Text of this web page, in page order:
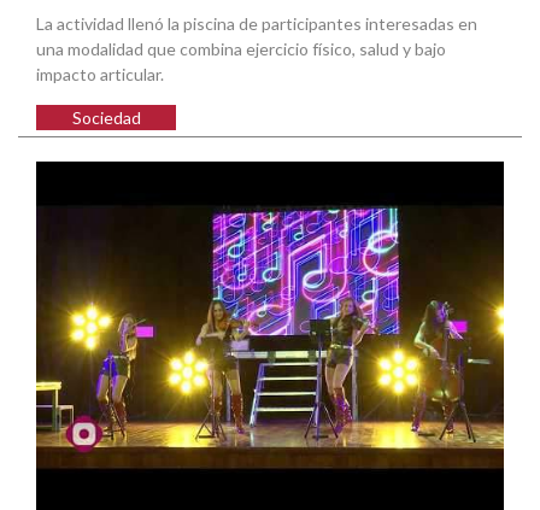
La actividad llenó la piscina de participantes interesadas en
una modalidad que combina ejercicio físico, salud y bajo
impacto articular.
Sociedad